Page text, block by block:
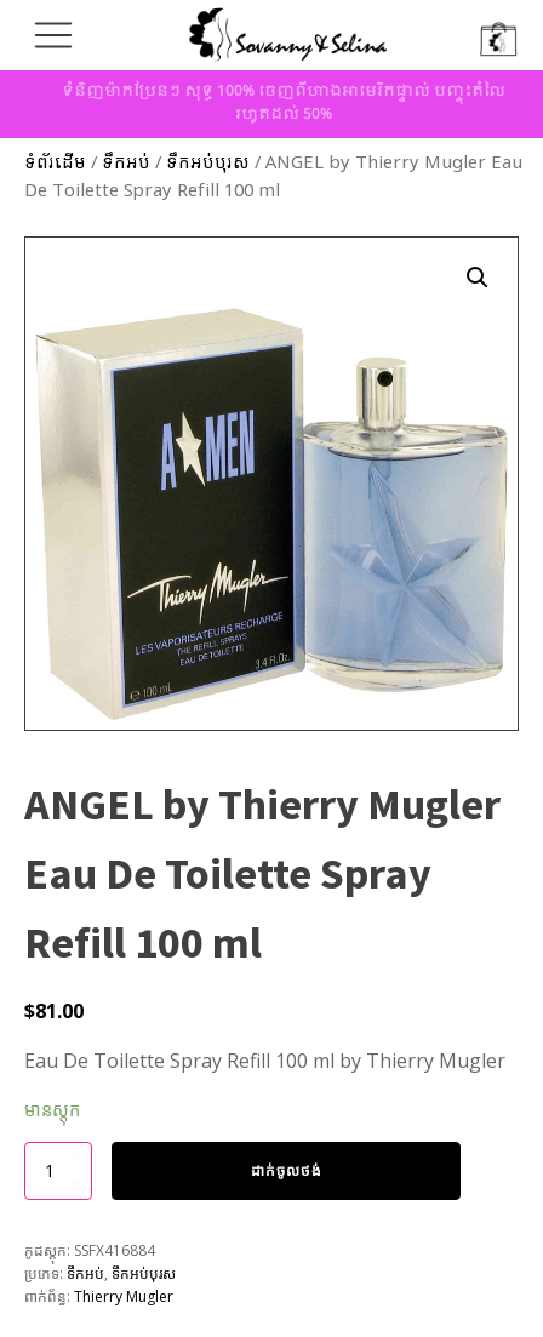
ទំនិញម៉ាកប្រែនៗ សុទ្ធ 100% ចេញពីហាងអាមេរិកផ្ទាល់ បញ្ចុះតំលៃ
រហូតដល់ 50%
ទំព័រដើម / ទឹកអប់ / ទឹកអប់បុរស / ANGEL by Thierry Mugler Eau
De Toilette Spray Refill 100 ml
ANGEL by Thierry Mugler
Eau De Toilette Spray
Refill 100 ml
$81.00
Eau De Toilette Spray Refill 100 ml by Thierry Mugler
មានស្តុក
ដាក់ចូលថង់
កូដស្តុក: SSFX416884
ប្រភេទ: ទឹកអប់, ទឹកអប់បុរស
ពាក់ព័ន្ធ: Thierry Mugler